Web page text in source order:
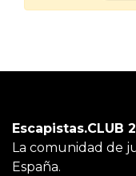
Escapistas.CLUB
La comunidad de
España.